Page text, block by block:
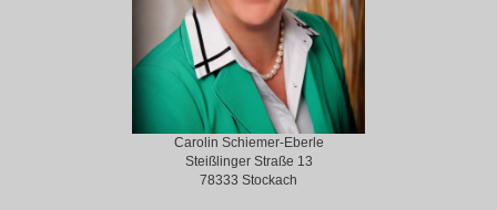
Carolin Schiemer-Eberle
Steißlinger Straße 13
78333 Stockach